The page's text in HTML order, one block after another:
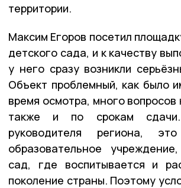
территории.
Максим Егоров посетил
детского сада, и к качеству
у него сразу возникли
Объект проблемный, как было
время осмотра, много вопросов
также и по срокам
руководителя региона,
образовательное
сад, где воспитывается и
поколение страны. Поэтому